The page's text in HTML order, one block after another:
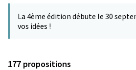
−
La 4ème édition débute le 30
vos idées !
177 propositions